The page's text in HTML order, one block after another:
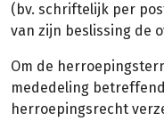
(bv. schriftelijk per
van zijn beslissing de
Om de
mededeling
herroepingsrecht